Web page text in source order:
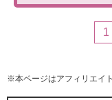
1
※本ページはアフィリエイ